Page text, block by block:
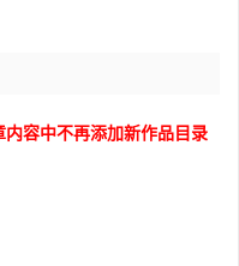
容中不再添加新作品目录